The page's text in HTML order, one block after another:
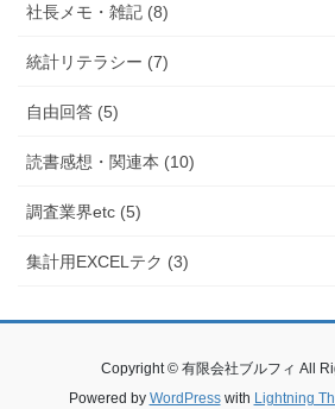
社長メモ・雑記 (8)
統計リテラシー (7)
自由回答 (5)
読書感想・関連本 (10)
調査業界etc (5)
集計用EXCELテク (3)
Copyright © 有限会社ブルフィ All
Powered by WordPresswith Lightning